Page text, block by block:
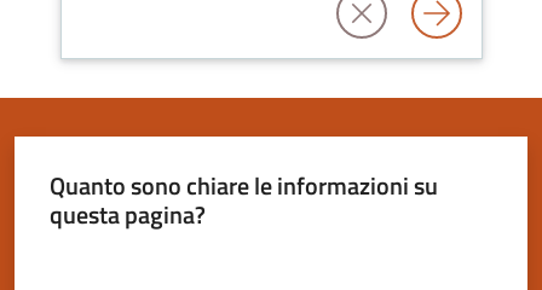
argomenti
Seguici
Quanto sono chiare le informazioni su
questa pagina?